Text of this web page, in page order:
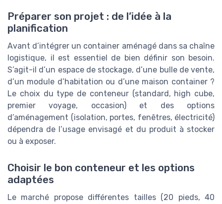
Préparer son projet : de l’idée à la
planification
Avant d’intégrer un container aménagé dans sa chaîne
logistique, il est essentiel de bien définir son besoin.
S’agit-il d’un espace de stockage, d’une bulle de vente,
d’un module d’habitation ou d’une maison container ?
Le choix du type de conteneur (standard, high cube,
premier voyage, occasion) et des options
d’aménagement (isolation, portes, fenêtres, électricité)
dépendra de l’usage envisagé et du produit à stocker
ou à exposer.
Choisir le bon conteneur et les options
adaptées
Le marché propose différentes tailles (20 pieds, 40